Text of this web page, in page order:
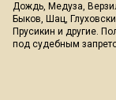
Дождь, Медуза,
Быков, Шац,
Прусикин и другие.
под судебным